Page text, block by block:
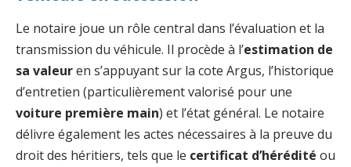
Le notaire joue un rôle central dans l’évaluation et la
transmission du véhicule. Il procède à l’estimation de
sa valeuren s’appuyant sur la cote Argus, l’historique
d’entretien (particulièrement valorisé pour une
voiture première main) et l’état général. Le notaire
délivre également les actes nécessaires à la preuve du
droit des héritiers, tels que le certificat d’hérédité ou